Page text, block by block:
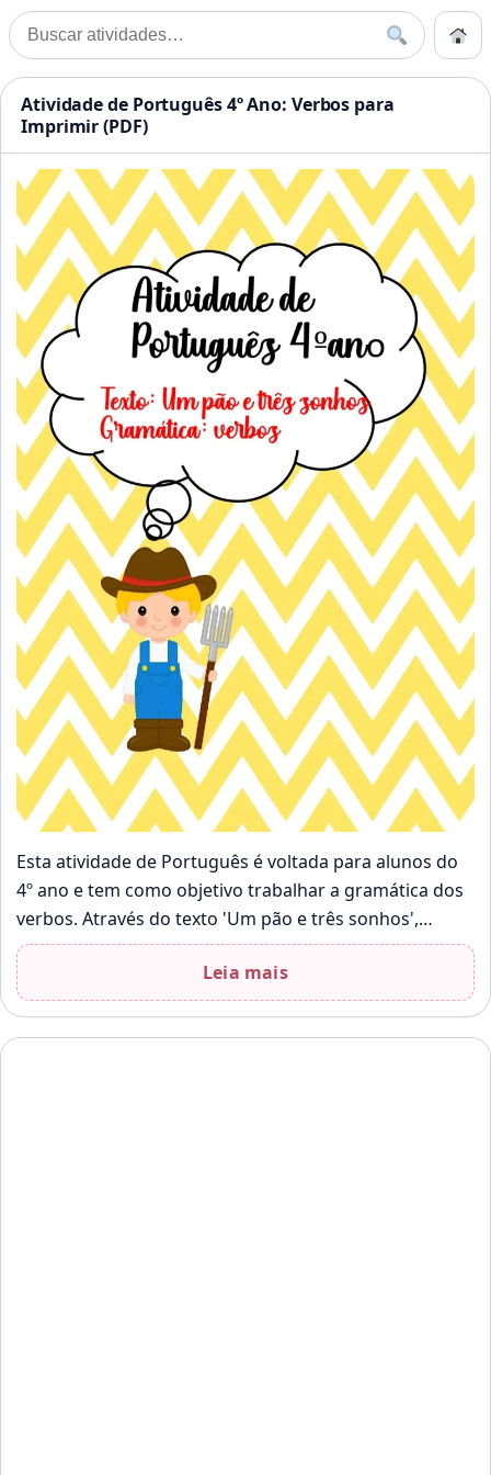
Pular para o conteúdo
Buscar por:
Buscar
Início
Início»Português
Atividades Educação
Atividade de Português 4º Ano: Verbos para
Imprimir (PDF)
Esta atividade de Português é voltada para alunos do
4º ano e tem como objetivo trabalhar a gramática dos
verbos. Através do texto 'Um pão e três sonhos',…
Leia mais